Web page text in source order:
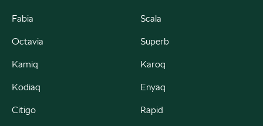
ul. Krakowska 33, Wieliczka
Fabia Scala
Octavia Superb
Kamiq Karoq
Kodiaq Enyaq
Citigo Rapid